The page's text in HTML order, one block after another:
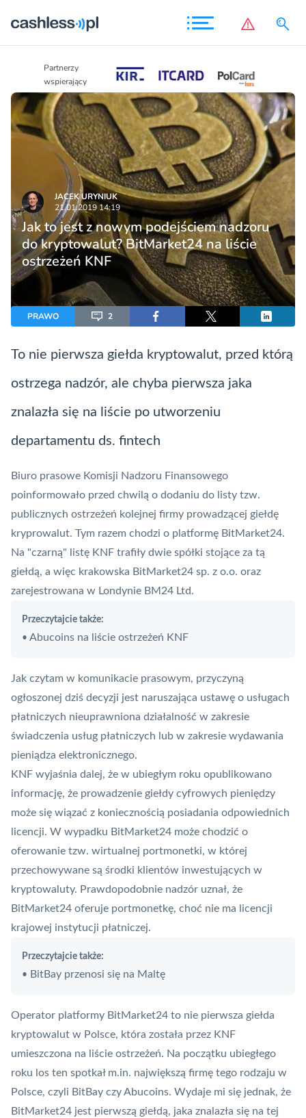
Partnerzy
wspierający
JACEK URYNIUK
21.01.2019 14:19
Jak to jest z nowym podejściem nadzoru
do kryptowalut? BitMarket24 na liście
ostrzeżeń KNF
PRAWO 2
To nie pierwsza giełda kryptowalut, przed którą
ostrzega nadzór, ale chyba pierwsza jaka
znalazła się na liście po utworzeniu
departamentu ds. fintech
Biuro prasowe Komisji Nadzoru Finansowego
poinformowało przed chwilą o dodaniu do listy tzw.
publicznych ostrzeżeń kolejnej firmy prowadzącej giełdę
kryprowalut. Tym razem chodzi o platformę BitMarket24.
Na "czarną" listę KNF trafiły dwie spółki stojące za tą
giełdą, a więc krakowska BitMarket24 sp. z o.o. oraz
zarejestrowana w Londynie BM24 Ltd.
Przeczytajcie także:
• Abucoins na liście ostrzeżeń KNF
Jak czytam w komunikacie prasowym, przyczyną
ogłoszonej dziś decyzji jest naruszająca ustawę o usługach
płatniczych nieuprawniona działalność w zakresie
świadczenia usług płatniczych lub w zakresie wydawania
pieniądza elektronicznego.
KNF wyjaśnia dalej, że w ubiegłym roku opublikowano
informację, że prowadzenie giełdy cyfrowych pieniędzy
może się wiązać z koniecznością posiadania odpowiednich
licencji. W wypadku BitMarket24 może chodzić o
oferowanie tzw. wirtualnej portmonetki, w której
przechowywane są środki klientów inwestujących w
kryptowaluty. Prawdopodobnie nadzór uznał, że
BitMarket24 oferuje portmonetkę, choć nie ma licencji
krajowej instytucji płatniczej.
Przeczytajcie także:
• BitBay przenosi się na Maltę
Operator platformy BitMarket24 to nie pierwsza giełda
kryptowalut w Polsce, która została przez KNF
umieszczona na liście ostrzeżeń. Na początku ubiegłego
roku los ten spotkał m.in. największą firmę tego rodzaju w
Polsce, czyli BitBay czyAbucoins. Wydaje mi się jednak, że
BitMarket24 jest pierwszą giełdą, jaka znalazła się na tej